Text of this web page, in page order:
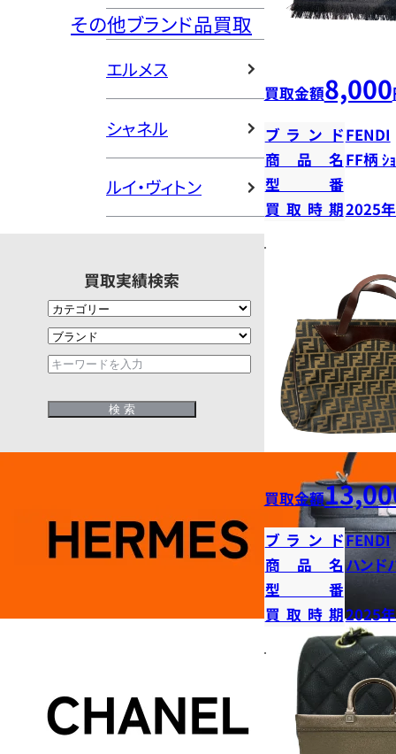
その他ブランド品買取
エルメス
シャネル
ルイ・ヴィトン
買取実績検索
買取金額8,000
ブランドFENDI
商品名 FF柄 ｼ
型番
買取時期2025
買取金額
ブランドFENDI
商品名 ハンド
型番
買取時期2025